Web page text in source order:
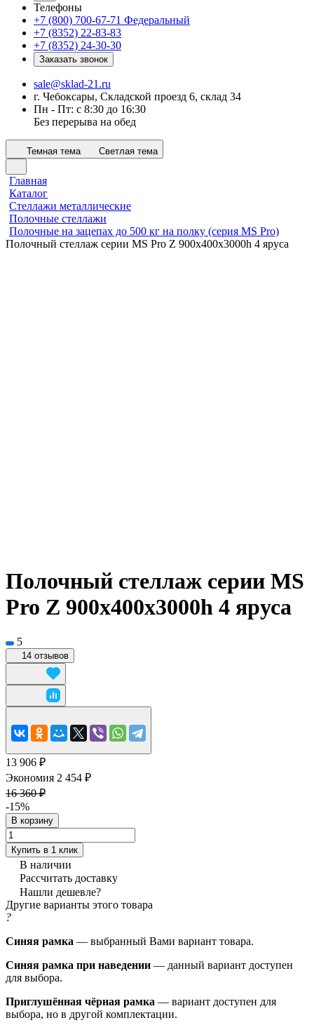
Телефоны
+7 (800) 700-67-71 Федеральный
+7 (8352) 22-83-83
+7 (8352) 24-30-30
Заказать звонок
sale@sklad-21.ru
г. Чебоксары, Складской проезд 6, склад 34
Пн - Пт: с 8:30 до 16:30
Без перерыва на обед
Темная тема Светлая тема
Главная
Каталог
Стеллажи металлические
Полочные стеллажи
Полочные на зацепах до 500 кг на полку (серия MS Pro)
Полочный стеллаж серии MS Pro Z 900x400х3000h 4 яруса
Полочный стеллаж серии MS
Pro Z 900x400х3000h 4 яруса
5
14 отзывов
13 906 ₽
Экономия 2 454 ₽
16 360 ₽
-15%
В корзину
Купить в 1 клик
В наличии
Рассчитать доставку
Нашли дешевле?
Другие варианты этого товара
?
Синяя рамка — выбранный Вами вариант товара.
Синяя рамка при наведении — данный вариант доступен
для выбора.
Приглушённая чёрная рамка — вариант доступен для
выбора, но в другой комплектации.